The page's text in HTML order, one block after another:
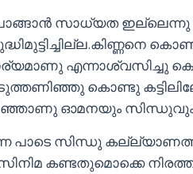
സാധ്യത ഇല്ലെന്നു
എന്നാശ്വസിച്ചു
കൊണ്ടു
ഓമനയും
പാടെ സിന്ധു
കണ്ടതുമൊക്കെ